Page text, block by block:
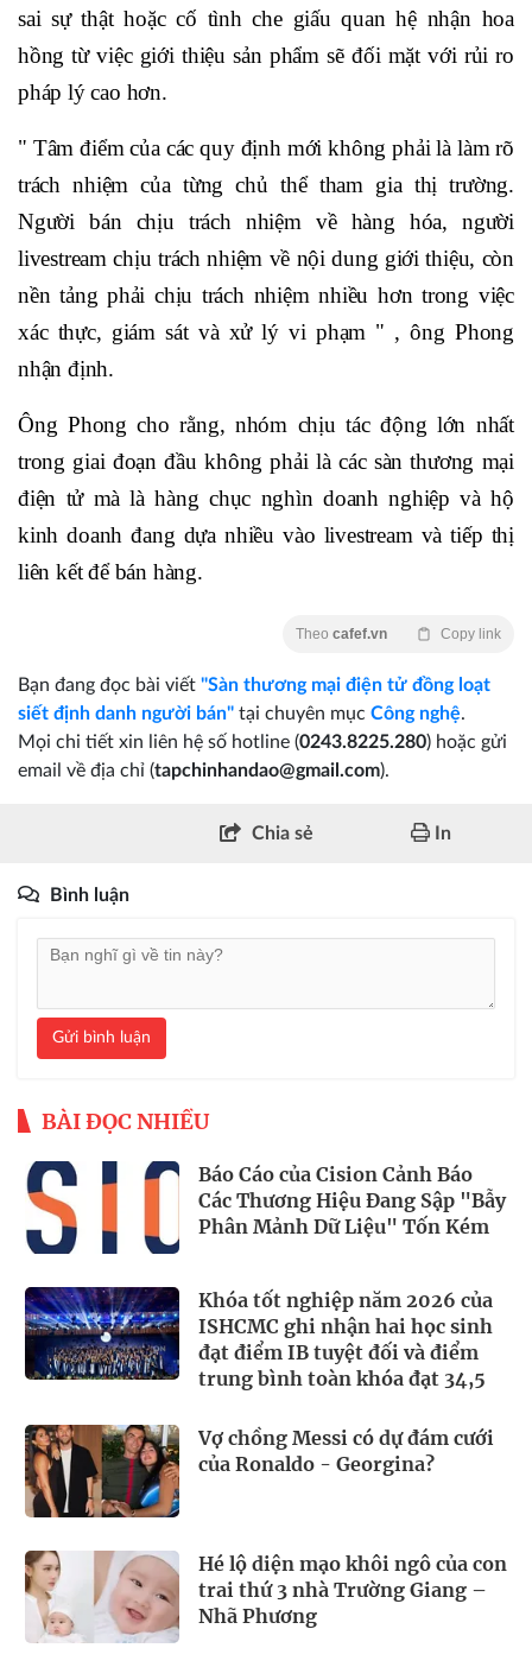
sai sự thật hoặc cố tình che giấu quan hệ nhận hoa
hồng từ việc giới thiệu sản phẩm sẽ đối mặt với rủi ro
pháp lý cao hơn.
" Tâm điểm của các quy định mới không phải là làm rõ
trách nhiệm của từng chủ thể tham gia thị trường.
Người bán chịu trách nhiệm về hàng hóa, người
livestream chịu trách nhiệm về nội dung giới thiệu, còn
nền tảng phải chịu trách nhiệm nhiều hơn trong việc
xác thực, giám sát và xử lý vi phạm " , ông Phong
nhận định.
Ông Phong cho rằng, nhóm chịu tác động lớn nhất
trong giai đoạn đầu không phải là các sàn thương mại
điện tử mà là hàng chục nghìn doanh nghiệp và hộ
kinh doanh đang dựa nhiều vào livestream và tiếp thị
liên kết để bán hàng.
Theo cafef.vn Copy link
Bạn đang đọc bài viết "Sàn thương mại điện tử đồng loạt
siết định danh người bán" tại chuyên mục Công nghệ.
Mọi chi tiết xin liên hệ số hotline (0243.8225.280) hoặc gửi
email về địa chỉ (tapchinhandao@gmail.com).
Chia sẻ In
Bình luận
Gửi bình luận
BÀI ĐỌC NHIỀU
Báo Cáo của Cision Cảnh Báo
Các Thương Hiệu Đang Sập "Bẫy
Phân Mảnh Dữ Liệu" Tốn Kém
Khóa tốt nghiệp năm 2026 của
ISHCMC ghi nhận hai học sinh
đạt điểm IB tuyệt đối và điểm
trung bình toàn khóa đạt 34,5
Vợ chồng Messi có dự đám cưới
của Ronaldo - Georgina?
Hé lộ diện mạo khôi ngô của con
trai thứ 3 nhà Trường Giang –
Nhã Phương